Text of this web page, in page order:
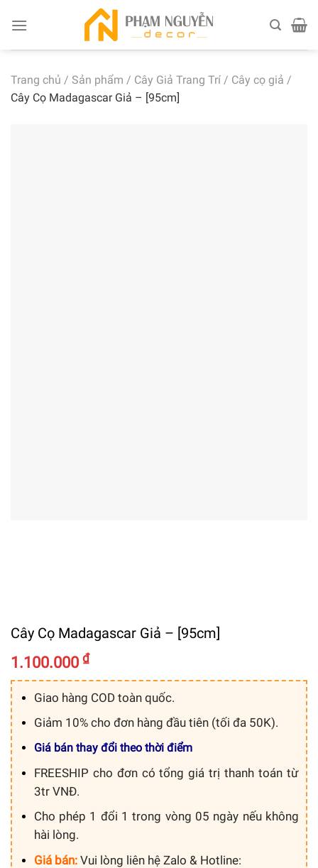
Trang chủ / Sản phẩm / Cây Giả Trang Trí / Cây cọ giả /
Cây Cọ Madagascar Giả – [95cm]
Cây Cọ Madagascar Giả – [95cm]
1.100.000 ₫
Giao hàng COD toàn quốc.
Giảm 10% cho đơn hàng đầu tiên (tối đa 50K).
Giá bán thay đổi theo thời điểm
FREESHIP cho đơn có tổng giá trị thanh toán từ
3tr VNĐ.
Cho phép 1 đổi 1 trong vòng 05 ngày nếu không
hài lòng.
Giá bán: Vui lòng liên hệ Zalo & Hotline: